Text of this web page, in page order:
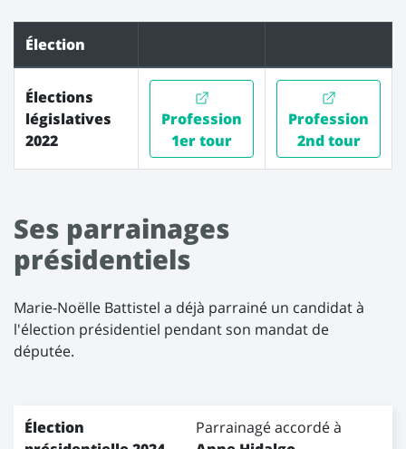
Les professions de foi de Marie-Noëlle Battistel
Élection
1er tour
2nd tour
Élections
législatives
2022
Profession
1er tour
Profession
2nd tour
Ses parrainages
présidentiels
Marie-Noëlle Battistel a déjà parrainé un candidat à
l'élection présidentiel pendant son mandat de
députée.
Élection
Élection
Parrainagé accordé à